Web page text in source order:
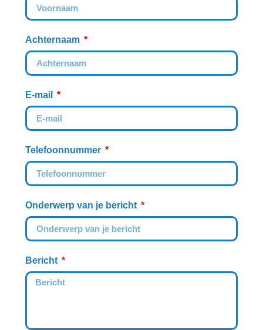
Achternaam
E-mail
Telefoonnummer
Onderwerp van je bericht
Bericht